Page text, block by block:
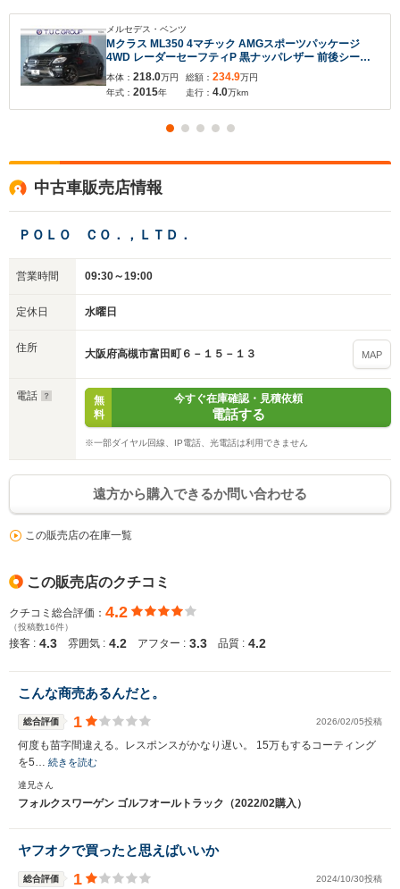
メルセデス・ベンツ
Mクラス ML350 4マチック AMGスポーツパッケージ
4WD レーダーセーフティP 黒ナッパレザー 前後シート
ヒーター 7インチワイドナビ Bluetooth キーレスゴー
360カメラ アクティブクルコン レーンキープ AMGエア
ロ&20インチAW 2年保証
本体： 218.0万円
年式： 2015年
総額： 234.9万円
走行： 4.0万km
中古車販売店情報
ＰＯＬＯ ＣＯ．，ＬＴＤ．
営業時間 09:30～19:00
定休日 水曜日
住所 大阪府高槻市富田町６－１５－１３ MAP
電話
無
料
今すぐ在庫確認・見積依頼
電話する
※一部ダイヤル回線、IP電話、光電話は利用できません
遠方から購入できるか問い合わせる
この販売店の在庫一覧
この販売店のクチコミ
クチコミ総合評価： 4.2
（投稿数16件）
接客 : 4.3 雰囲気 : 4.2 アフター : 3.3 品質 : 4.2
こんな商売あるんだと。
総合評価 1 2026/02/05投稿
何度も苗字間違える。レスポンスがかなり遅い。 15万もするコーティング
を5… 続きを読む
達兄さん
フォルクスワーゲン ゴルフオールトラック（2022/02購入）
ヤフオクで買ったと思えばいいか
総合評価 1 2024/10/30投稿
入力途中の情報を保存しますか？
※次回問い合わせをする際に自動入力されます
いいえ